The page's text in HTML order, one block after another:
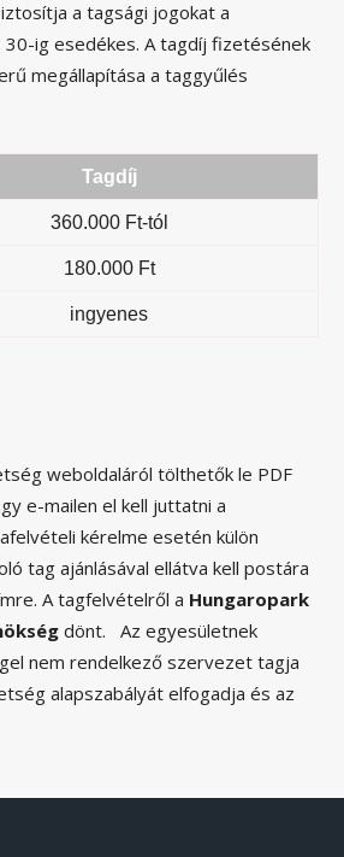
a tagsági jogokat a
ig esedékes. A tagdíj fizetésének
megállapítása a taggyűlés
Tagdíj
360.000 Ft-tól
180.000 Ft
ingyenes
weboldaláról tölthetők le PDF
e-mailen el kell juttatni a
kérelme esetén külön
tag ajánlásával ellátva kell postára
A tagfelvételről a Hungaropark
dönt. Az egyesületnek
nem rendelkező szervezet tagja
alapszabályát elfogadja és az